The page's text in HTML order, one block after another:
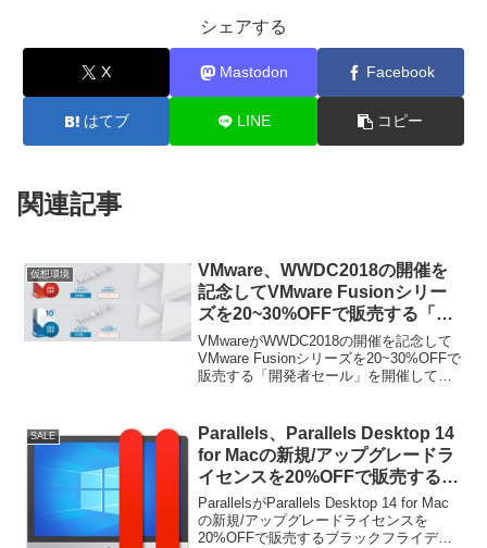
シェアする
X Mastodon Facebook
はてブ LINE コピー
関連記事
仮想環境
VMware、WWDC2018の開催を
記念してVMware Fusionシリー
ズを20~30%OFFで販売する「開
発者セール」を開催。
VMwareがWWDC2018の開催を記念して
VMware Fusionシリーズを20~30%OFFで
販売する「開発者セール」を開催してい
SALE
Parallels、Parallels Desktop 14
for Macの新規/アップグレードラ
イセンスを20%OFFで販売するブ
ラックフライデーセールを開催。
ParallelsがParallels Desktop 14 for Mac
の新規/アップグレードライセンスを
20%OFFで販売するブラックフライデー